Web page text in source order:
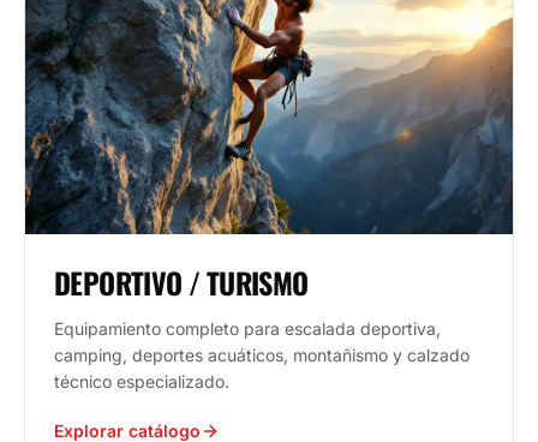
DEPORTIVO / TURISMO
Equipamiento completo para escalada deportiva,
camping, deportes acuáticos, montañismo y calzado
técnico especializado.
Explorar catálogo